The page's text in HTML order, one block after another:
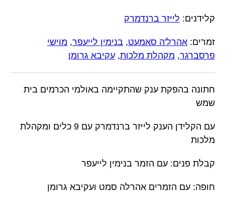
קלידנים: לייזר ברנדמרק
זמרים: אהרל'ה סאמעט, בנימין לייעפר, מוישי
פרסברגר, מקהלת מלכות, עקיבא גרומן
חתונה בהפקת ענק שהתקיימה באולמי הכרמים בית
שמש
עם הקלידן הענק לייזר ברנדמרק עם 9 כלים ומקהלת
מלכות
קבלת פנים: עם הזמר בנימין לייעפר
חופה: עם הזמרים אהרלה סמט ועקיבא גרומן